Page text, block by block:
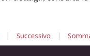
| Successivo |